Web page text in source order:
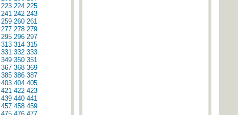
223 224 225
241 242 243
259 260 261
277 278 279
295 296 297
313 314 315
331 332 333
349 350 351
367 368 369
385 386 387
403 404 405
421 422 423
439 440 441
457 458 459